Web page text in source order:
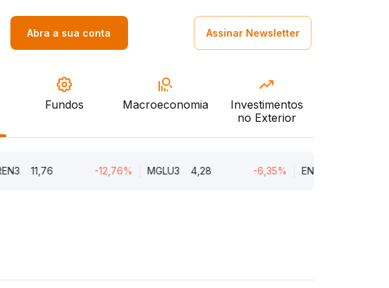
Abra a sua conta Assinar Newsletter
Fundos Macroeconomia
Investimentos
no Exterior
-12,76% MGLU3 4,28 -6,35% ENGI11 46,72